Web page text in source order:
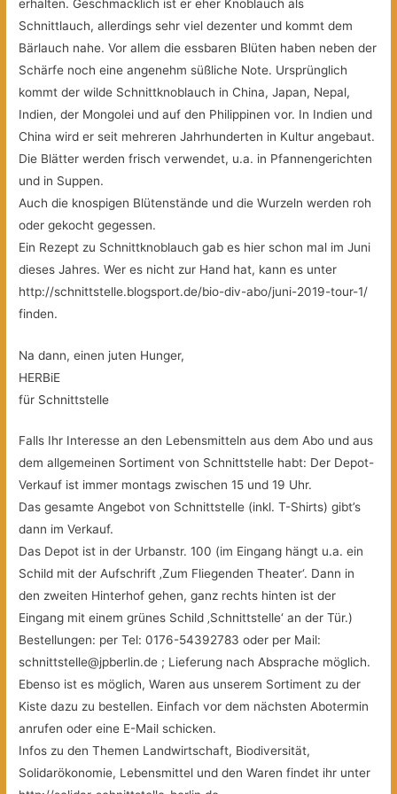
erhalten. Geschmacklich ist er eher Knoblauch als
Schnittlauch, allerdings sehr viel dezenter und kommt dem
Bärlauch nahe. Vor allem die essbaren Blüten haben neben der
Schärfe noch eine angenehm süßliche Note. Ursprünglich
kommt der wilde Schnittknoblauch in China, Japan, Nepal,
Indien, der Mongolei und auf den Philippinen vor. In Indien und
China wird er seit mehreren Jahrhunderten in Kultur angebaut.
Die Blätter werden frisch verwendet, u.a. in Pfannengerichten
und in Suppen.
Auch die knospigen Blütenstände und die Wurzeln werden roh
oder gekocht gegessen.
Ein Rezept zu Schnittknoblauch gab es hier schon mal im Juni
dieses Jahres. Wer es nicht zur Hand hat, kann es unter
http://schnittstelle.blogsport.de/bio-div-abo/juni-2019-tour-1/
finden.
Na dann, einen juten Hunger,
HERBiE
für Schnittstelle
Falls Ihr Interesse an den Lebensmitteln aus dem Abo und aus
dem allgemeinen Sortiment von Schnittstelle habt: Der Depot-
Verkauf ist immer montags zwischen 15 und 19 Uhr.
Das gesamte Angebot von Schnittstelle (inkl. T-Shirts) gibt’s
dann im Verkauf.
Das Depot ist in der Urbanstr. 100 (im Eingang hängt u.a. ein
Schild mit der Aufschrift ‚Zum Fliegenden Theater‘. Dann in
den zweiten Hinterhof gehen, ganz rechts hinten ist der
Eingang mit einem grünes Schild ‚Schnittstelle‘ an der Tür.)
Bestellungen: per Tel: 0176-54392783 oder per Mail:
schnittstelle@jpberlin.de ; Lieferung nach Absprache möglich.
Ebenso ist es möglich, Waren aus unserem Sortiment zu der
Kiste dazu zu bestellen. Einfach vor dem nächsten Abotermin
anrufen oder eine E-Mail schicken.
Infos zu den Themen Landwirtschaft, Biodiversität,
Solidarökonomie, Lebensmittel und den Waren findet ihr unter